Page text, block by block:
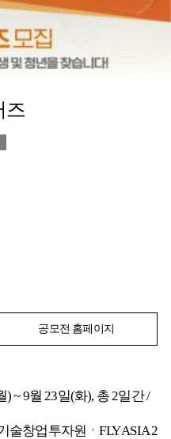
즈
공모전 홈페이지
~ 9월 23일(화), 총 2일간 /
창업투자원ㆍFLY ASIA 2